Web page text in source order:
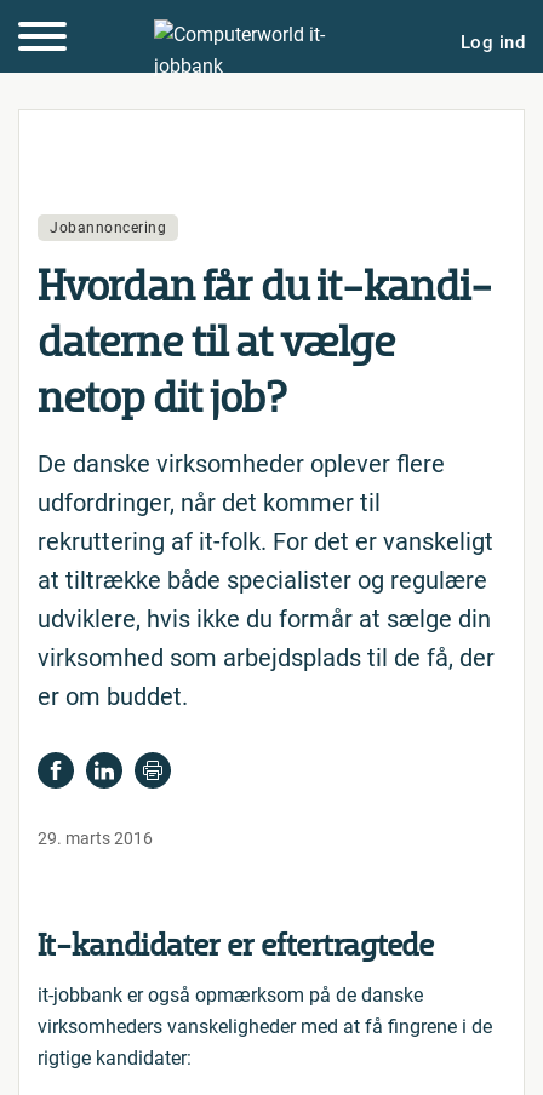
Log ind
Jobannoncering
Hvordan får du it-kan­di­
da­ter­ne til at vælge
netop dit job?
De danske virksomheder oplever flere
udfordringer, når det kommer til
rekruttering af it-folk. For det er vanskeligt
at tiltrække både specialister og regulære
udviklere, hvis ikke du formår at sælge din
virksomhed som arbejdsplads til de få, der
er om buddet.
29. marts 2016
It-kandidater er eftertragtede
it-jobbank er også opmærksom på de danske
virksomheders vanskeligheder med at få fingrene i de
rigtige kandidater: